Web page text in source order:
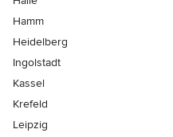
Hamm
Heidelberg
Ingolstadt
Kassel
Krefeld
Leipzig